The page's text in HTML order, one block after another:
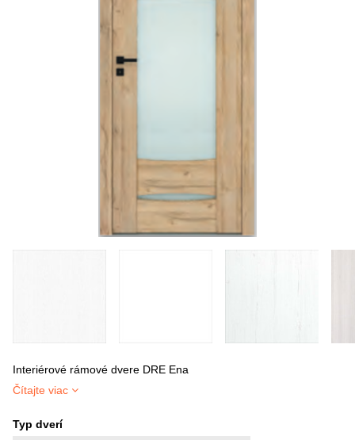
Interiérové rámové dvere DRE Ena
Čítajte viac
Typ dverí